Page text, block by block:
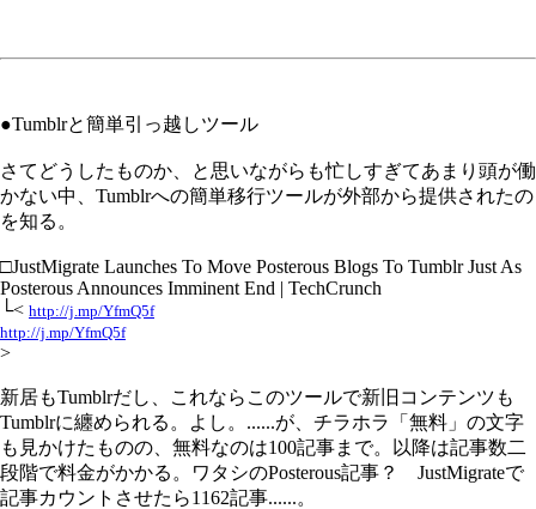
●Tumblrと簡単引っ越しツール
さてどうしたものか、と思いながらも忙しすぎてあまり頭が働
かない中、Tumblrへの簡単移行ツールが外部から提供されたの
を知る。
□JustMigrate Launches To Move Posterous Blogs To Tumblr Just As
Posterous Announces Imminent End | TechCrunch
└< http://j.mp/YfmQ5f
http://j.mp/YfmQ5f
>
新居もTumblrだし、これならこのツールで新旧コンテンツも
Tumblrに纏められる。よし。......が、チラホラ「無料」の文字
も見かけたものの、無料なのは100記事まで。以降は記事数二
段階で料金がかかる。ワタシのPosterous記事？ JustMigrateで
記事カウントさせたら1162記事......。